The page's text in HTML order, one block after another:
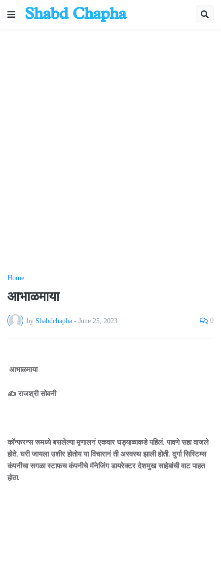
Home
आभाळमाया
by Shabdchapha - June 25, 2023 0
आभाळमाया
✍️ राजश्री सोवनी
कॉन्फरन्स रूमध्ये बसलेल्या मृणालनं एकवार घड्याळाकडे पहिलं. पावणे सहा वाजले
होते. घरी जायला उशीर होतोय या विचारानं ती अस्वस्थ झाली होती. दुर्गा सिस्टिम्स
कंपनीचा सगळा स्टाफच कंपनीचे मॅनेजिंग डायरेक्टर देशमुख साहेबांची वाट पाहत
होता.